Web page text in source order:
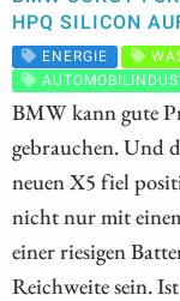
HPQ SILICON
ENERGIE
BMW kann gute
gebrauchen. Und
neuen X5 fiel
nicht nur mit
einer riesigen
Reichweite sein.